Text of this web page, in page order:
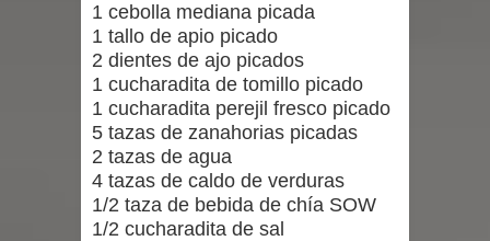
innovación en tecnología educativa
con nuevas pantallas interactivas del
Colegio El Boldo
Municipalidad de Curicó inició
proceso de vacunación escolar
1 cebolla mediana picada
1 tallo de apio picado
2 dientes de ajo picados
1 cucharadita de tomillo picado
1 cucharadita perejil fresco picado
5 tazas de zanahorias picadas
2 tazas de agua
4 tazas de caldo de verduras
1/2 taza de bebida de chía SOW
1/2 cucharadita de sal